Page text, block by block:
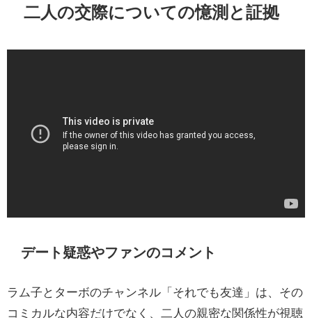
二人の交際についての憶測と証拠
デート疑惑やファンのコメント
ラム子とターボのチャンネル「それでも友達」は、その
コミカルな内容だけでなく、二人の親密な関係性が視聴